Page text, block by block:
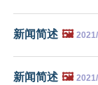
新闻简述 🖼️
新闻简述 🖼️